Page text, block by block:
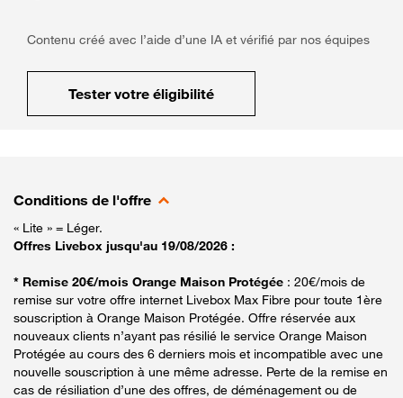
Contenu créé avec l’aide d’une IA et vérifié par nos équipes
Tester votre éligibilité
Conditions de l'offre
« Lite » = Léger.
Offres Livebox jusqu'au 19/08/2026 :
* Remise 20€/mois Orange Maison Protégée : 20€/mois de
remise sur votre offre internet Livebox Max Fibre pour toute 1ère
souscription à Orange Maison Protégée. Offre réservée aux
nouveaux clients n’ayant pas résilié le service Orange Maison
Protégée au cours des 6 derniers mois et incompatible avec une
nouvelle souscription à une même adresse. Perte de la remise en
cas de résiliation d’une des offres, de déménagement ou de